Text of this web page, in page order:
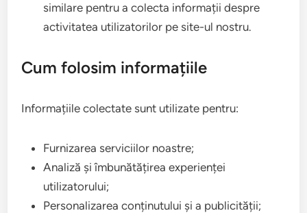
similare pentru a colecta informații despre
activitatea utilizatorilor pe site-ul nostru.
Cum folosim informațiile
Informațiile colectate sunt utilizate pentru:
Furnizarea serviciilor noastre;
Analiză și îmbunătățirea experienței
utilizatorului;
Personalizarea conținutului și a publicității;